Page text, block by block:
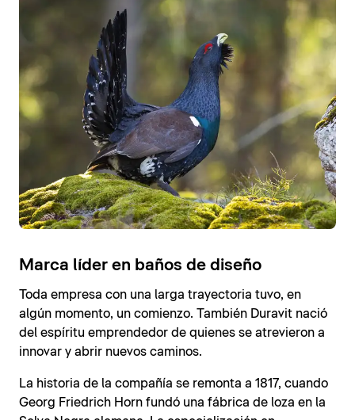
Marca líder en baños de diseño
Toda empresa con una larga trayectoria tuvo, en
algún momento, un comienzo. También Duravit nació
del espíritu emprendedor de quienes se atrevieron a
innovar y abrir nuevos caminos.
La historia de la compañía se remonta a 1817, cuando
Georg Friedrich Horn fundó una fábrica de loza en la